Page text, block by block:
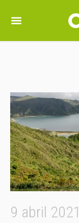
9 abril 2021